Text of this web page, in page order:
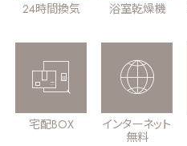
24時間換気 浴室乾燥機
宅配BOX
インターネット
無料